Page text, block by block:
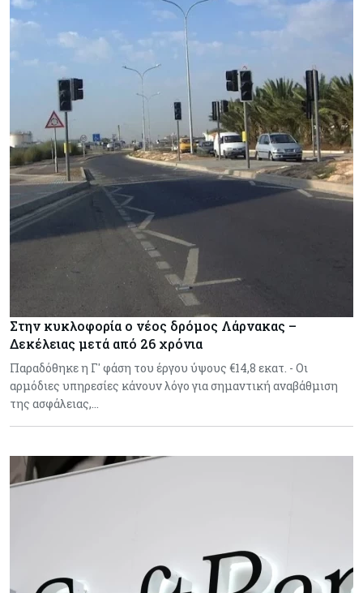
Στην κυκλοφορία ο νέος δρόμος Λάρνακας –
Δεκέλειας μετά από 26 χρόνια
Παραδόθηκε η Γ' φάση του έργου ύψους €14,8 εκατ. - Οι
αρμόδιες υπηρεσίες κάνουν λόγο για σημαντική αναβάθμιση
της ασφάλειας,…